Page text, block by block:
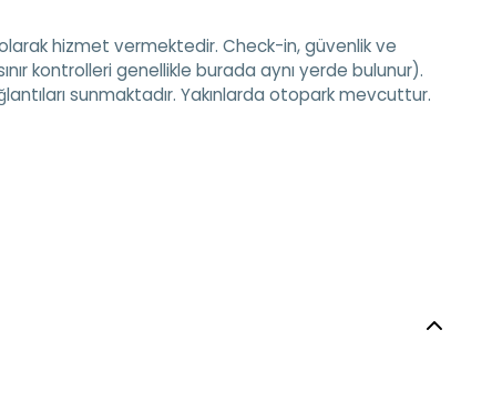
hizmet vermektedir. Check-in, güvenlik ve
kontrolleri genellikle burada aynı yerde bulunur).
sunmaktadır. Yakınlarda otopark mevcuttur.